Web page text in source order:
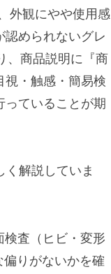
外観にやや使用感
められないグレ
、商品説明に『商
視・触感・簡易検
っていることが期
く解説していま
査（ヒビ・変形
りがないかを確